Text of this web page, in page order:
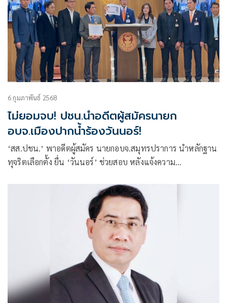
6 กุมภาพันธ์ 2568
ไม่ยอมจบ! ปชน.นำอดีตผู้สมัครนายก
อบจ.เมืองปากน้ำร้องวันนอร์!
‘สส.ปชน.’ พาอดีตผู้สมัคร นายกอบจ.สมุทรปราการ นำหลักฐาน
ทุจริตเลือกตั้ง ยื่น ‘วันนอร์’ ช่วยสอบ หลังแจ้งความ